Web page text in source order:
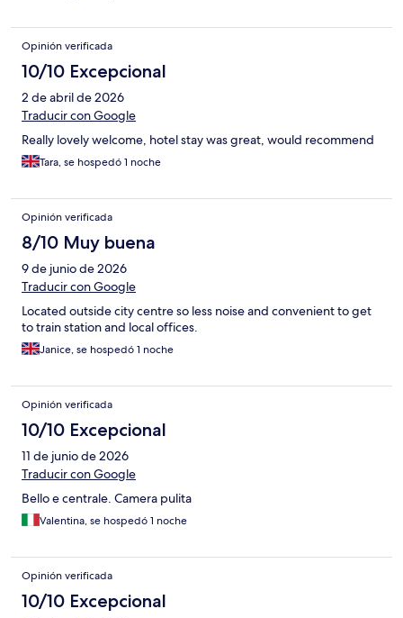
Opinión verificada
10/10 Excepcional
2 de abril de 2026
Traducir con Google
Really lovely welcome, hotel stay was great, would recommend
Tara, se hospedó 1 noche
Opinión verificada
8/10 Muy buena
9 de junio de 2026
Traducir con Google
Located outside city centre so less noise and convenient to get
to train station and local offices.
Janice, se hospedó 1 noche
Opinión verificada
10/10 Excepcional
11 de junio de 2026
Traducir con Google
Bello e centrale. Camera pulita
Valentina, se hospedó 1 noche
Opinión verificada
10/10 Excepcional